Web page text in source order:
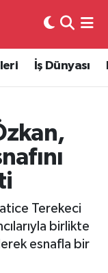
İş Dünyası
Terekeci
birlikte
esnafla bir